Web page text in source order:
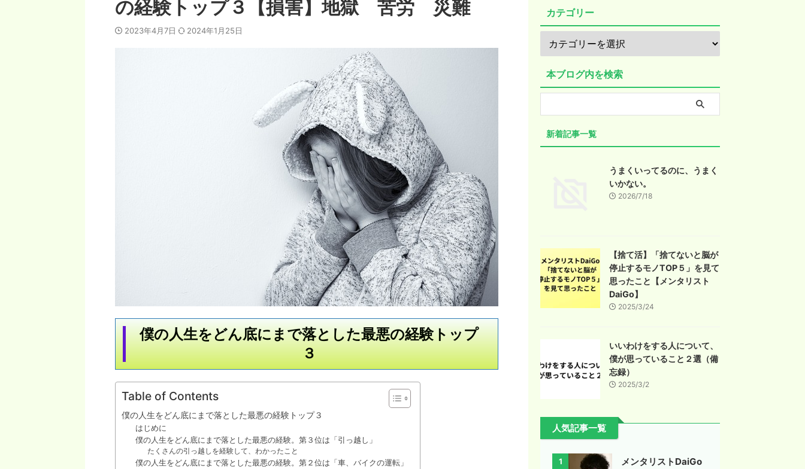
の経験トップ３【損害】地獄 苦労 災難
2023年4月7日 2024年1月25日
僕の人生をどん底にまで落とした最悪の経験トップ
３
Table of Contents
僕の人生をどん底にまで落とした最悪の経験トップ３
はじめに
僕の人生をどん底にまで落とした最悪の経験。第３位は「引っ越し」
たくさんの引っ越しを経験して、わかったこと
僕の人生をどん底にまで落とした最悪の経験。第２位は「車、バイクの運転」
カテゴリー
本ブログ内を検索
新着記事一覧
うまくいってるのに、うまく
いかない。
2026/7/18
【捨て活】「捨てないと脳が
停止するモノTOP５」を見て
思ったこと【メンタリスト
DaiGo】
2025/3/24
いいわけをする人について、
僕が思っていること２選（備
忘録）
2025/3/2
人気記事一覧
1
メンタリストDaiGo